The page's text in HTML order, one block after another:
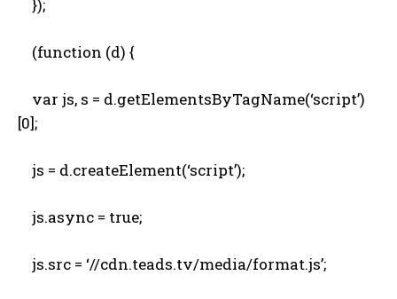
});
(function (d) {
var js, s = d.getElementsByTagName(‘script’)
[0];
js = d.createElement(‘script’);
js.async = true;
js.src = ‘//cdn.teads.tv/media/format.js’;